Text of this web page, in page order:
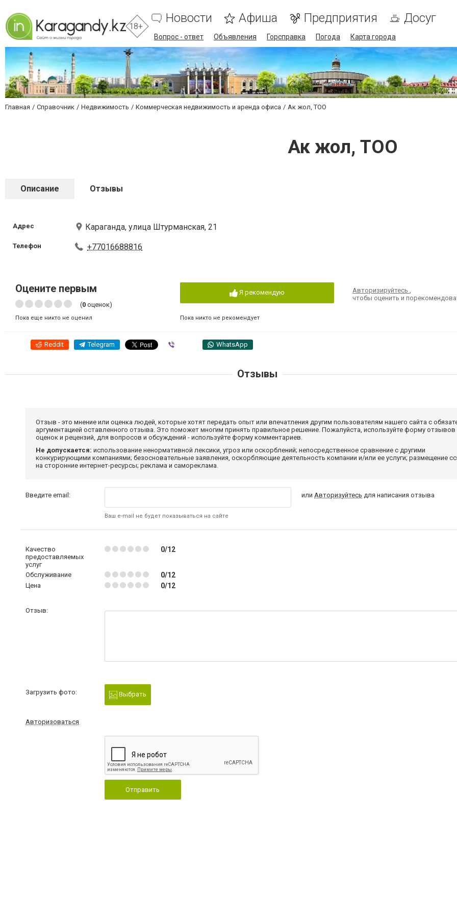
18+
Новости Афиша Предприятия Досуг
Вопрос - ответ Объявления Горсправка Погода Карта города
Главная Справочник Недвижимость Коммерческая недвижимость и аренда офиса Ак жол, ТОО
Ак жол, ТОО
Описание Отзывы
Адрес Караганда, улица Штурманская, 21
Телефон +77016688816
Оцените первым
(0 оценок)
Пока еще никто не оценил
Я рекомендую
Пока никто не рекомендует
Авторизируйтесь,
чтобы оценить и
Reddit Telegram WhatsApp
Отзывы
Отзыв - это мнение или оценка людей, которые хотят передать опыт или впечатления другим пользователям нашего сайта с
аргументацией оставленного отзыва. Это поможет многим принять правильное решение. Пожалуйста, используйте форму отзывов
оценок и рецензий, для вопросов и обсуждений - используйте форму комментариев.
Не допускается: использование ненормативной лексики, угроз или оскорблений; непосредственное сравнение с другими
конкурирующими компаниями; безосновательные заявления, оскорбляющие деятельность компании и/или ее услуги; размещение
на сторонние интернет-ресурсы; реклама и самореклама.
Введите email:
Ваш e-mail не будет показываться на сайте
илиАвторизуйтесь для написания отзыва
Качество
предоставляемых
услуг
0/12
Обслуживание 0/12
Цена 0/12
Отзыв:
Загрузить фото: Выбрать
Авторизоваться
Отправить